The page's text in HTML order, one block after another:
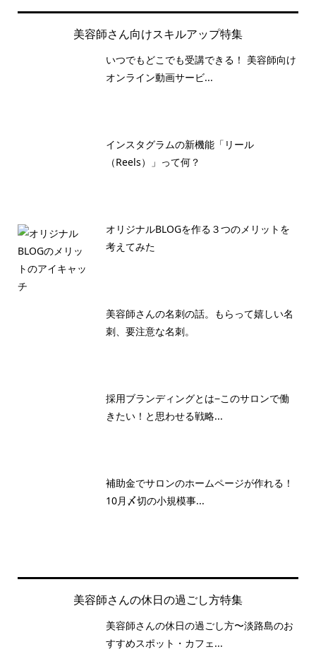
美容師さん向けスキルアップ特集
いつでもどこでも受講できる！ 美容師向け
オンライン動画サービ...
インスタグラムの新機能「リール
（Reels）」って何？
オリジナルBLOGを作る３つのメリットを
考えてみた
美容師さんの名刺の話。もらって嬉しい名
刺、要注意な名刺。
採用ブランディングとは−このサロンで働
きたい！と思わせる戦略...
補助金でサロンのホームページが作れる！
10月〆切の小規模事...
美容師さんの休日の過ごし方特集
美容師さんの休日の過ごし方〜淡路島のお
すすめスポット・カフェ...